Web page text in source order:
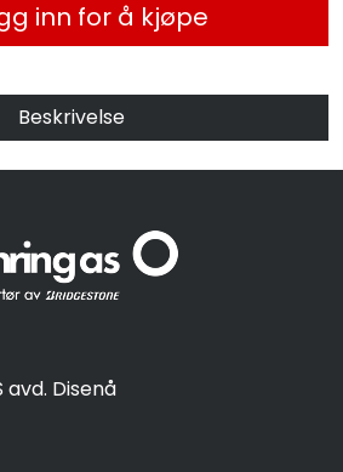
inn for å kjøpe
Beskrivelse
avd. Disenå